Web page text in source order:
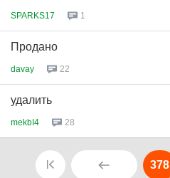
SPARKS17 1
Продано
davay 22
удалить
mekbI4 28
378